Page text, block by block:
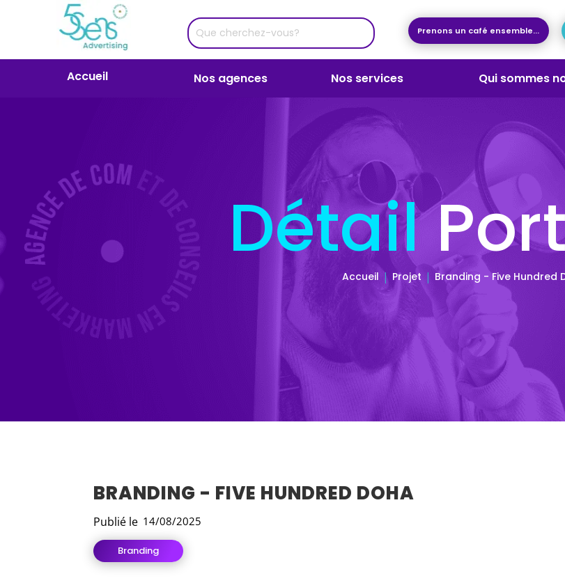
Prenons un café ensemble...
Accueil Nos agences Nos services Qui sommes
Détail
Accueil Projet Branding - Five Hundred
BRANDING - FIVE HUNDRED DOHA
Publié le 14/08/2025
Branding